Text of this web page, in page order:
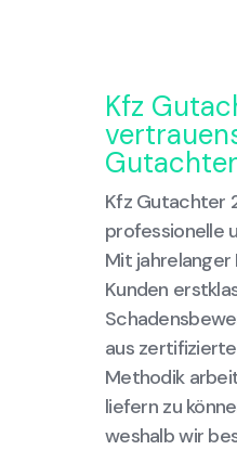
Kfz
Kfz Gutachter
professionelle
Mit
Kunden
aus
Methodik
liefern zu
weshalb wir